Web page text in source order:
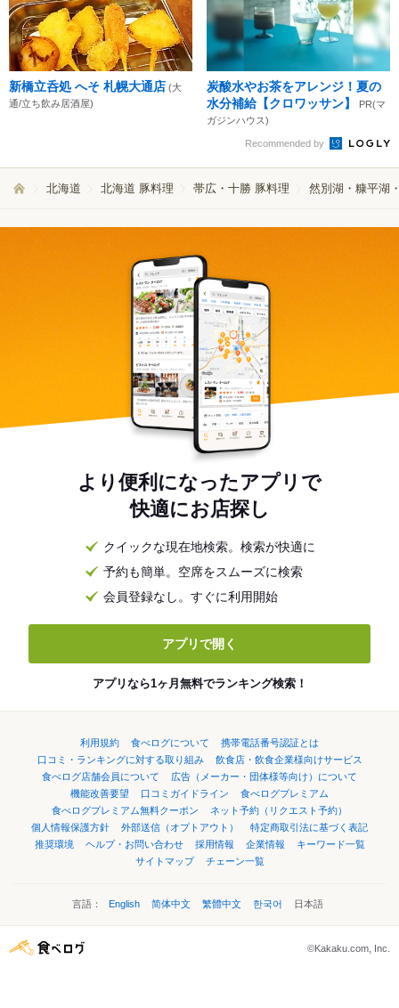
新橋立呑処 へそ 札幌大通店 (大
通/立ち飲み居酒屋)
炭酸水やお茶をアレンジ！夏の
水分補給【クロワッサン】
PR(マ
ガジンハウス)
Recommended by
北海道 北海道 豚料理 帯広・十勝 豚料理 然別湖・糠平湖
より便利になったアプリで
快適にお店探し
クイックな現在地検索。検索が快適に
予約も簡単。空席をスムーズに検索
会員登録なし。すぐに利用開始
アプリで開く
アプリなら1ヶ月無料でランキング検索！
利用規約 食べログについて
携帯電話番号認証とは
口コミ・ランキングに対する取り組み
飲食店・飲食企業様向けサービス
食べログ店舗会員について
広告（メーカー・団体様等向け）について
機能改善要望
口コミガイドライン
食べログプレミアム
食べログプレミアム無料クーポン
ネット予約（リクエスト予約）
個人情報保護方針
外部送信（オプトアウト）
特定商取引法に基づく表記
推奨環境
ヘルプ・お問い合わせ 採用情報 企業情報
キーワード一覧
サイトマップ
チェーン一覧
言語： English 简体中文 繁體中文 한국어 日本語
©Kakaku.com, Inc.